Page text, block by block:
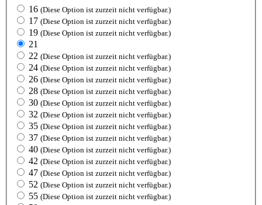
16 (Diese Option ist zurzeit nicht verfügbar.)
17 (Diese Option ist zurzeit nicht verfügbar.)
19 (Diese Option ist zurzeit nicht verfügbar.)
21
22 (Diese Option ist zurzeit nicht verfügbar.)
24 (Diese Option ist zurzeit nicht verfügbar.)
26 (Diese Option ist zurzeit nicht verfügbar.)
28 (Diese Option ist zurzeit nicht verfügbar.)
30 (Diese Option ist zurzeit nicht verfügbar.)
32 (Diese Option ist zurzeit nicht verfügbar.)
35 (Diese Option ist zurzeit nicht verfügbar.)
37 (Diese Option ist zurzeit nicht verfügbar.)
40 (Diese Option ist zurzeit nicht verfügbar.)
42 (Diese Option ist zurzeit nicht verfügbar.)
47 (Diese Option ist zurzeit nicht verfügbar.)
52 (Diese Option ist zurzeit nicht verfügbar.)
55 (Diese Option ist zurzeit nicht verfügbar.)